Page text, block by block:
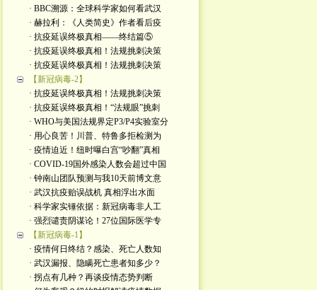
· BBC溯源：全球科学家如何看武汉
· 赫拉利：《人类简史》作者看后疫
· 抗疫延误终极真相——终结篇⑤
· 抗疫延误终极真相！法规挑刺决策
· 抗疫延误终极真相！法规挑刺决策
【新冠病毒-2】
· 抗疫延误终极真相！法规挑刺决策
· 抗疫延误终极真相！“法规眼”挑刺
· WHO与美国法规界定P3/P4实验室分
· 用心良苦！川普、特鲁多拒检测为
· 疫情迫近！纽时曝白宫“吵翻”真相
· COVID-19国外感染人数会超过中国
· 钟南山团队预测与我10天前博文意
· 武汉抗疫贻误战机 真相浮出水面
· 科学家实锤依据：新冠病毒非人工
· 强烈谴责阴谋论！27位国际医学专
【新冠病毒-1】
· 疫情何日终结？感染、死亡人数知
· 武汉漏报、隐瞒死亡患者知多少？
· 拐点有几种？再谈疫情态势判断